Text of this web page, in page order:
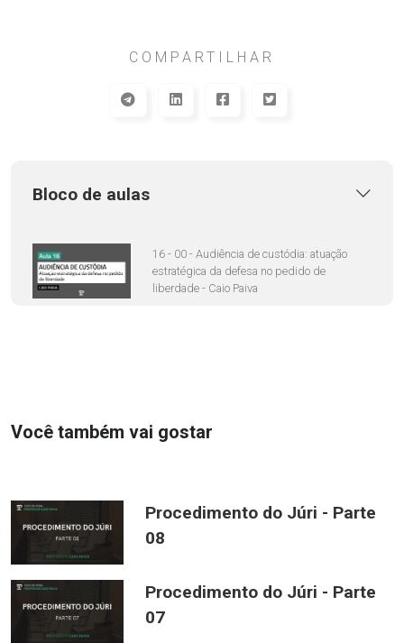
COMPARTILHAR
Bloco de aulas
16 - 00 - Audiência de custódia: atuação
estratégica da defesa no pedido de
liberdade - Caio Paiva
Você também vai gostar
Procedimento do Júri - Parte
08
Procedimento do Júri - Parte
07